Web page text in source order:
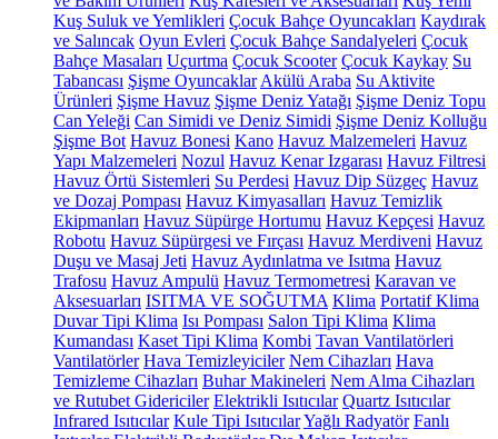
Kuş Suluk ve Yemlikleri Çocuk Bahçe Oyuncakları Kaydırak
ve Salıncak Oyun Evleri Çocuk Bahçe Sandalyeleri Çocuk
Bahçe Masaları Uçurtma Çocuk Scooter Çocuk Kaykay Su
Tabancası Şişme Oyuncaklar Akülü Araba Su Aktivite
Ürünleri Şişme Havuz Şişme Deniz Yatağı Şişme Deniz Topu
Can Yeleği Can Simidi ve Deniz Simidi Şişme Deniz Kolluğu
Şişme Bot Havuz Bonesi Kano Havuz Malzemeleri Havuz
Yapı Malzemeleri Nozul Havuz Kenar Izgarası Havuz Filtresi
Havuz Örtü Sistemleri Su Perdesi Havuz Dip Süzgeç Havuz
ve Dozaj Pompası Havuz Kimyasalları Havuz Temizlik
Ekipmanları Havuz Süpürge Hortumu Havuz Kepçesi Havuz
Robotu Havuz Süpürgesi ve Fırçası Havuz Merdiveni Havuz
Duşu ve Masaj Jeti Havuz Aydınlatma ve Isıtma Havuz
Trafosu Havuz Ampulü Havuz Termometresi Karavan ve
Aksesuarları ISITMA VE SOĞUTMA Klima Portatif Klima
Duvar Tipi Klima Isı Pompası Salon Tipi Klima Klima
Kumandası Kaset Tipi Klima Kombi Tavan Vantilatörleri
Vantilatörler Hava Temizleyiciler Nem Cihazları Hava
Temizleme Cihazları Buhar Makineleri Nem Alma Cihazları
ve Rutubet Gidericiler Elektrikli Isıtıcılar Quartz Isıtıcılar
Infrared Isıtıcılar Kule Tipi IsıtıcılarYağlı Radyatör Fanlı